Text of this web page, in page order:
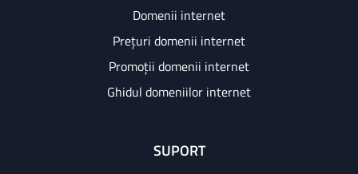
Domenii internet
Prețuri domenii internet
Promoții domenii internet
Ghidul domeniilor internet
SUPORT